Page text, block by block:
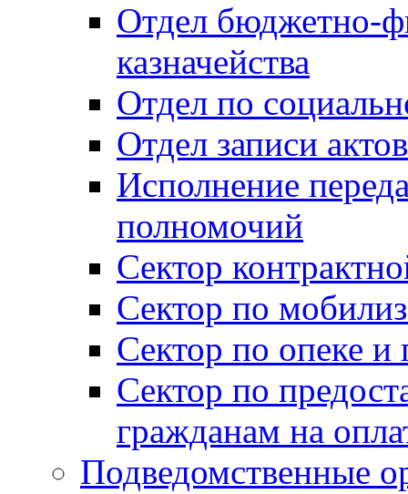
Отдел бюджетно-
казначейства
Отдел по
Отдел записи
Исполнение
полномочий
Сектор
Сектор по
Сектор по опеке и
Сектор по
гражданам на
Подведомственные